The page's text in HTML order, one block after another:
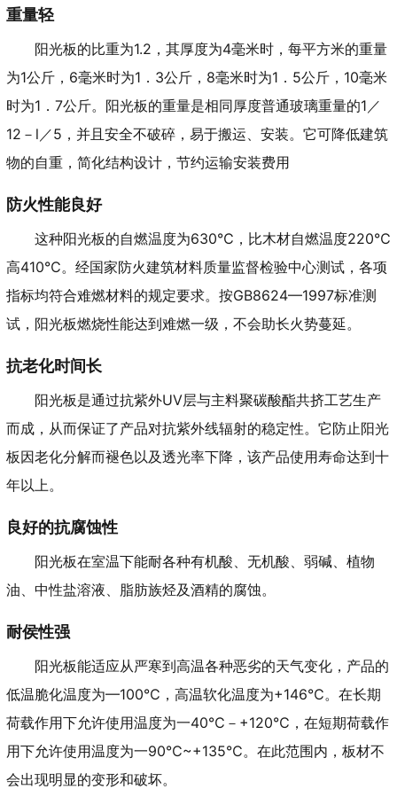
重量轻
阳光板的比重为1.2，其厚度为4毫米时，每平方米的重量
为1公斤，6毫米时为1．3公斤，8毫米时为1．5公斤，10毫米
时为1．7公斤。阳光板的重量是相同厚度普通玻璃重量的1／
12－l／5，并且安全不破碎，易于搬运、安装。它可降低建筑
物的自重，简化结构设计，节约运输安装费用
防火性能良好
这种阳光板的自燃温度为630℃，比木材自燃温度220℃
高410℃。经国家防火建筑材料质量监督检验中心测试，各项
指标均符合难燃材料的规定要求。按GB8624—1997标准测
试，阳光板燃烧性能达到难燃一级，不会助长火势蔓延。
抗老化时间长
阳光板是通过抗紫外UV层与主料聚碳酸酯共挤工艺生产
而成，从而保证了产品对抗紫外线辐射的稳定性。它防止阳光
板因老化分解而褪色以及透光率下降，该产品使用寿命达到十
年以上。
良好的抗腐蚀性
阳光板在室温下能耐各种有机酸、无机酸、弱碱、植物
油、中性盐溶液、脂肪族烃及酒精的腐蚀。
耐侯性强
阳光板能适应从严寒到高温各种恶劣的天气变化，产品的
低温脆化温度为—100℃，高温软化温度为+146℃。在长期
荷载作用下允许使用温度为一40℃－+120℃，在短期荷载作
用下允许使用温度为一90℃~+135℃。在此范围内，板材不
会出现明显的变形和破坏。